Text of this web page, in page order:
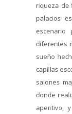
riqueza de
palacios
diferentes
sueño
capillas
salones
donde
aperitivo,